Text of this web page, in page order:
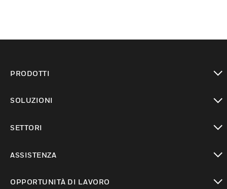
PRODOTTI
SOLUZIONI
SETTORI
ASSISTENZA
OPPORTUNITÀ DI LAVORO